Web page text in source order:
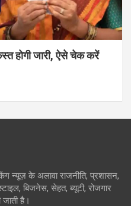
होगी जारी, ऐसे चेक करें
न्यूज़ के अलावा राजनीति, प्रशासन,
बिजनेस, सेहत, ब्यूटी, रोजगार
है।